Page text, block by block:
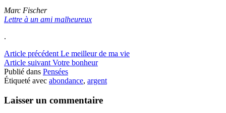
Marc Fischer
Lettre à un ami malheureux
.
Lire
la
suite
Article précédent Le meilleur de ma vie
Article suivant Votre bonheur
Publié dans Pensées
Étiqueté avec abondance, argent
Laisser un commentaire